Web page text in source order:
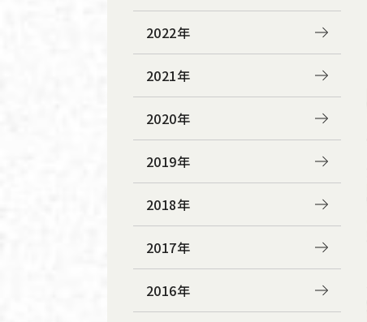
2022年
2021年
2020年
2019年
2018年
2017年
2016年